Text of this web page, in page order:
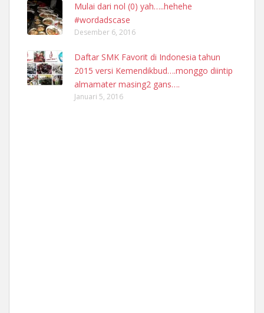
Mulai dari nol (0) yah…..hehehe
#wordadscase
Desember 6, 2016
Daftar SMK Favorit di Indonesia tahun
2015 versi Kemendikbud….monggo diintip
almamater masing2 gans….
Januari 5, 2016